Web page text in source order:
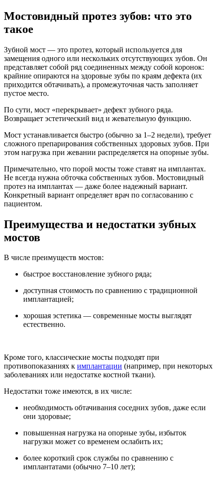
Мостовидный протез зубов: что это
такое
Зубной мост — это протез, который используется для
замещения одного или нескольких отсутствующих зубов. Он
представляет собой ряд соединенных между собой коронок:
крайние опираются на здоровые зубы по краям дефекта (их
приходится обтачивать), а промежуточная часть заполняет
пустое место.
По сути, мост «перекрывает» дефект зубного ряда.
Возвращает эстетический вид и жевательную функцию.
Мост устанавливается быстро (обычно за 1–2 недели), требует
сложного препарирования собственных здоровых зубов. При
этом нагрузка при жевании распределяется на опорные зубы.
Примечательно, что порой мосты тоже ставят на имплантах.
Не всегда нужна обточка собственных зубов. Мостовидный
протез на имплантах — даже более надежный вариант.
Конкретный вариант определяет врач по согласованию с
пациентом.
Преимущества и недостатки зубных
мостов
В числе преимуществ мостов:
быстрое восстановление зубного ряда;
доступная стоимость по сравнению с традиционной
имплантацией;
хорошая эстетика — современные мосты выглядят
естественно.
Кроме того, классические мосты подходят при
противопоказаниях к имплантации (например, при некоторых
заболеваниях или недостатке костной ткани).
Недостатки тоже имеются, в их числе:
необходимость обтачивания соседних зубов, даже если
они здоровые;
повышенная нагрузка на опорные зубы, избыток
нагрузки может со временем ослабить их;
более короткий срок службы по сравнению с
имплантатами (обычно 7–10 лет);